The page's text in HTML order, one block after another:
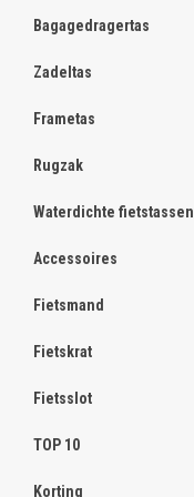
Bagagedragertas
Zadeltas
Frametas
Rugzak
Waterdichte fietstassen
Accessoires
Fietsmand
Fietskrat
Fietsslot
TOP 10
Korting